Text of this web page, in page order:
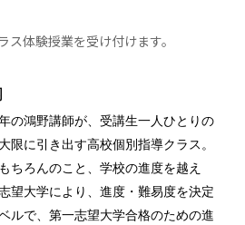
体験授業を受け付けます。
の鴻野講師が、受講生一人ひとりの
限に引き出す高校個別指導クラス。
ちろんのこと、学校の進度を越え
望大学により、進度・難易度を決定
ルで、第一志望大学合格のための進